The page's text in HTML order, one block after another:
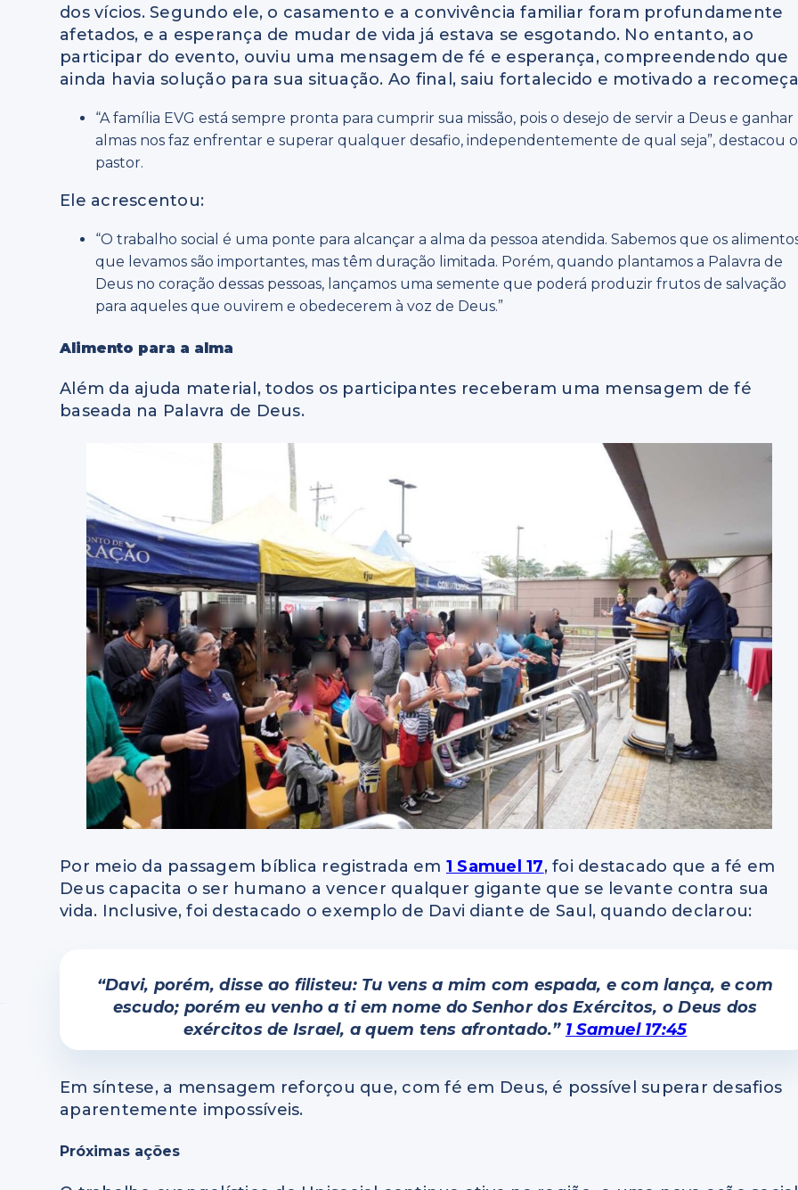
dos vícios. Segundo ele, o casamento e a convivência familiar foram profundamente
afetados, e a esperança de mudar de vida já estava se esgotando. No entanto, ao
participar do evento, ouviu uma mensagem de fé e esperança, compreendendo que
ainda havia solução para sua situação. Ao final, saiu fortalecido e motivado a
“A família EVG está sempre pronta para cumprir sua missão, pois o desejo de servir a Deus e ganhar
almas nos faz enfrentar e superar qualquer desafio, independentemente de qual seja”, destacou o
pastor.
Ele acrescentou:
“O trabalho social é uma ponte para alcançar a alma da pessoa atendida. Sabemos que os
que levamos são importantes, mas têm duração limitada. Porém, quando plantamos a Palavra de
Deus no coração dessas pessoas, lançamos uma semente que poderá produzir frutos de salvação
para aqueles que ouvirem e obedecerem à voz de Deus.”
Alimento para a alma
Além da ajuda material, todos os participantes receberam uma mensagem de fé
baseada na Palavra de Deus.
Por meio da passagem bíblica registrada em 1 Samuel 17, foi destacado que a fé em
Deus capacita o ser humano a vencer qualquer gigante que se levante contra sua
vida. Inclusive, foi destacado o exemplo de Davi diante de Saul, quando declarou:
“Davi, porém, disse ao filisteu: Tu vens a mim com espada, e com lança, e com
escudo; porém eu venho a ti em nome do Senhor dos Exércitos, o Deus dos
exércitos de Israel, a quem tens afrontado.” 1 Samuel 17:45
Em síntese, a mensagem reforçou que, com fé em Deus, é possível superar desafios
aparentemente impossíveis.
Próximas ações